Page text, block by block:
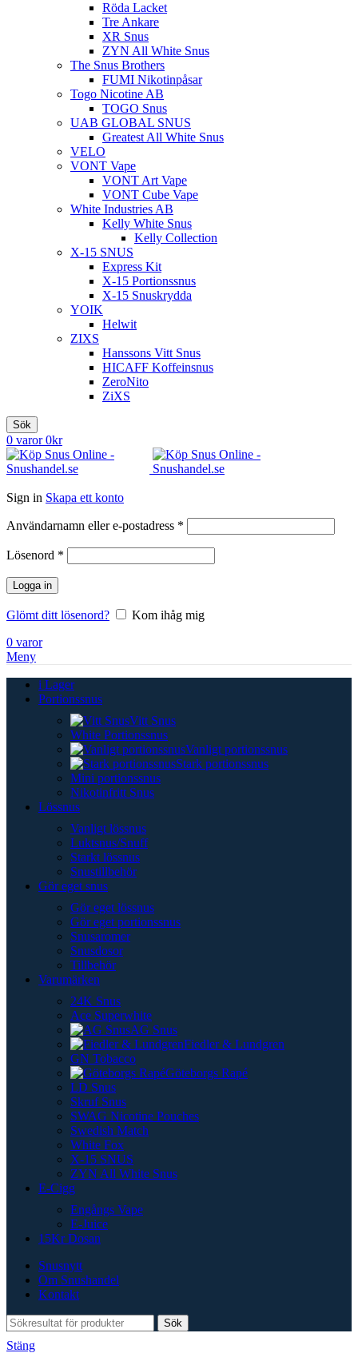
Röda Lacket
Tre Ankare
XR Snus
ZYN All White Snus
The Snus Brothers
FUMI Nikotinpåsar
Togo Nicotine AB
TOGO Snus
UAB GLOBAL SNUS
Greatest All White Snus
VELO
VONT Vape
VONT Art Vape
VONT Cube Vape
White Industries AB
Kelly White Snus
Kelly Collection
X-15 SNUS
Express Kit
X-15 Portionssnus
X-15 Snuskrydda
YOIK
Helwit
ZIXS
Hanssons Vitt Snus
HICAFF Koffeinsnus
ZeroNito
ZiXS
Sök
0 varor 0kr
Sign in Skapa ett konto
Användarnamn eller e-postadress *
Lösenord *
Logga in
Glömt ditt lösenord?
Kom ihåg mig
0 varor
Meny
i Lager
Portionssnus
Vitt Snus
White Portionssnus
Vanligt portionssnus
Stark portionssnus
Mini portionssnus
Nikotinfritt Snus
Lössnus
Vanligt lössnus
Luktsnus/Snuff
Starkt lössnus
Snustillbehör
Gör eget snus
Gör eget lössnus
Gör eget portionssnus
Snusaromer
Snusdosor
Tillbehör
Varumärken
24K Snus
Ace Superwhite
AG Snus
Fiedler & Lundgren
GN Tobacco
Göteborgs Rapé
LD Snus
Skruf Snus
SWAG Nicotine Pouches
Swedish Match
White Fox
X-15 SNUS
ZYN All White Snus
E-Cigg
Engångs Vape
E-Juice
15Kr Dosan
Snusnytt
Om Snushandel
Kontakt
Sök
Stäng